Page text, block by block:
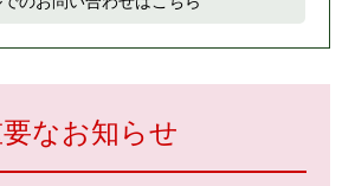
なお知らせ